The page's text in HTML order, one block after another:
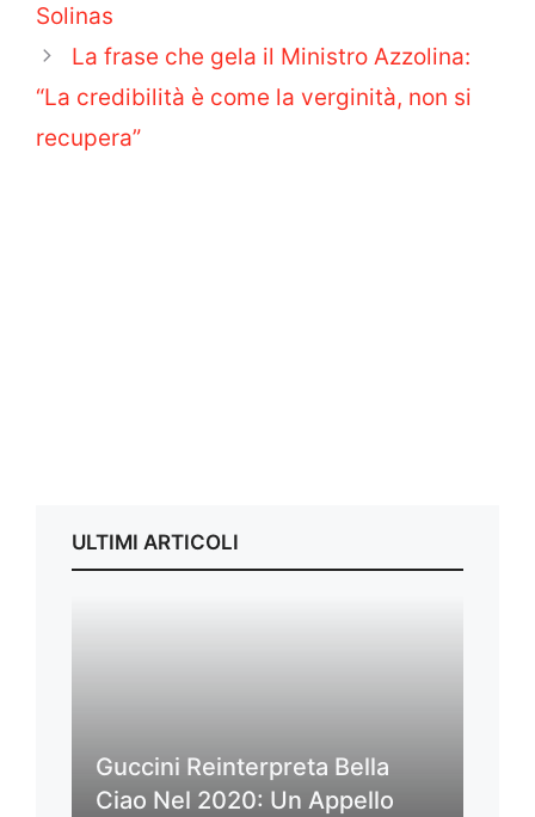
Solinas
La frase che gela il Ministro Azzolina:
“La credibilità è come la verginità, non si
recupera”
ULTIMI ARTICOLI
Guccini Reinterpreta Bella
Ciao Nel 2020: Un Appello